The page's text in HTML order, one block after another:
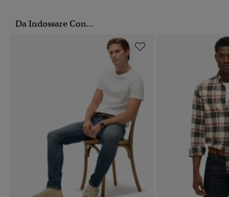
Da Indossare Con...